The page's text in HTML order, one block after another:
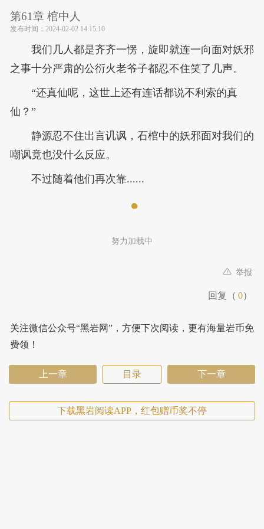
第61章 棺中人
发布时间： 2024-02-02 14:15:10
我们几人都是齐齐一愣，旋即就连一向面对妖邪
之事十分严肃的公衍火老爷子都忍不住笑了几声。
“还真仙呢，这世上还有连话都说不利索的真
仙？”
静源忍不住出言讥讽，石棺中的妖邪面对我们的
嘲讽竟也没什么反应。
不过随着他们再次靠......
努力加载中
举报
回复（ 0）
关注微信公众号“黑岩网”，方便下次阅读，更有海量岩币免
费领！
上一章 目录 下一章
下载黑岩阅读APP，红包赠币奖不停